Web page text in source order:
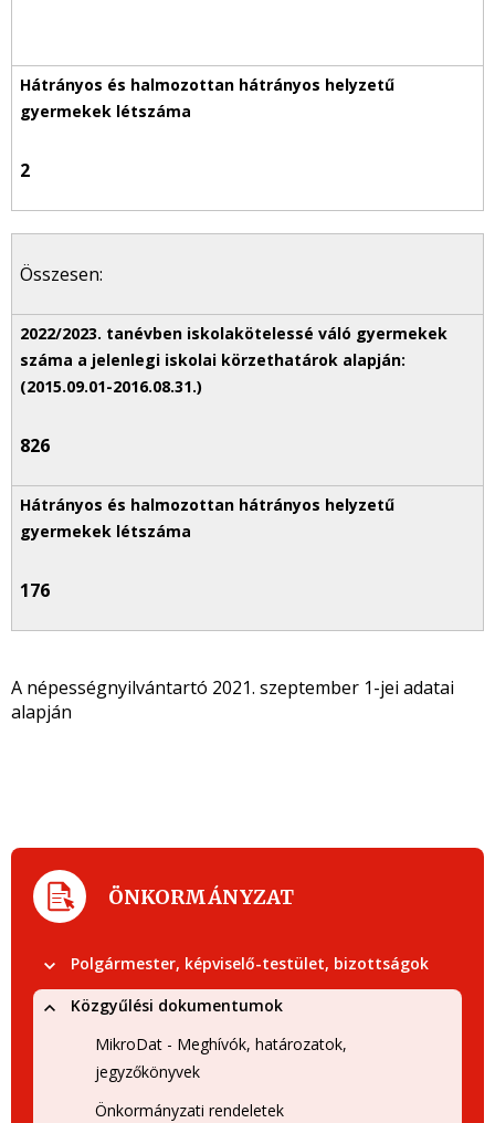
2
Összesen:
826
176
A népességnyilvántartó 2021. szeptember 1-jei adatai
alapján
ÖNKORMÁNYZAT
Polgármester, képviselő-testület, bizottságok
Közgyűlési dokumentumok
MikroDat - Meghívók, határozatok,
jegyzőkönyvek
Önkormányzati rendeletek